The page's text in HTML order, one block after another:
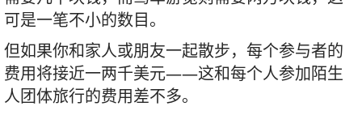
可是一笔不小的数目。
但如果你和家人或朋友一起散步，每个参与者的
费用将接近一两千美元——这和每个人参加陌生
人团体旅行的费用差不多。